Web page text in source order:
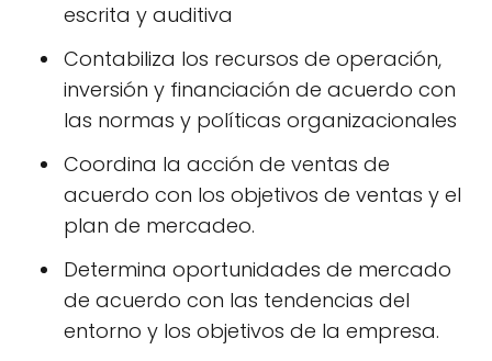
escrita y auditiva
Contabiliza los recursos de operación,
inversión y financiación de acuerdo con
las normas y políticas organizacionales
Coordina la acción de ventas de
acuerdo con los objetivos de ventas y el
plan de mercadeo.
Determina oportunidades de mercado
de acuerdo con las tendencias del
entorno y los objetivos de la empresa.